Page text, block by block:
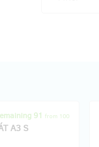
91 from 100
A3 S